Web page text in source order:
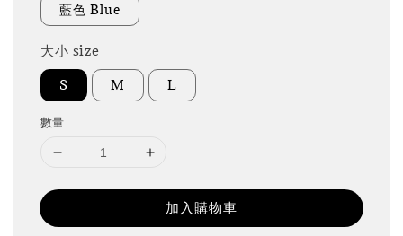
藍色 Blue
大小 size
S M L
數量
加入購物車